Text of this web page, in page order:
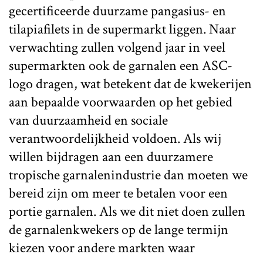
gecertificeerde duurzame pangasius- en
tilapiafilets in de supermarkt liggen. Naar
verwachting zullen volgend jaar in veel
supermarkten ook de garnalen een ASC-
logo dragen, wat betekent dat de kwekerijen
aan bepaalde voorwaarden op het gebied
van duurzaamheid en sociale
verantwoordelijkheid voldoen. Als wij
willen bijdragen aan een duurzamere
tropische garnalenindustrie dan moeten we
bereid zijn om meer te betalen voor een
portie garnalen. Als we dit niet doen zullen
de garnalenkwekers op de lange termijn
kiezen voor andere markten waar